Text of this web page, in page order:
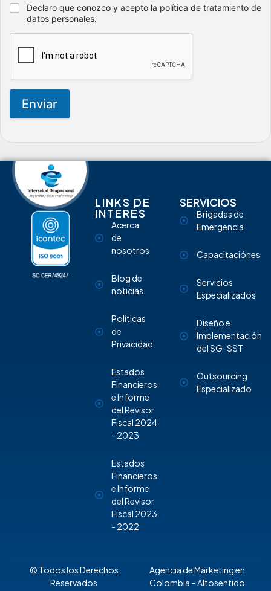
Declaro que conozco y acepto la política de tratamiento de
datos personales.
Enviar
LINKS DE
INTERÉS
Acerca
de
nosotros
Blog de
noticias
Políticas
de
Privacidad
Estados
Financieros
e Informe
del Revisor
Fiscal 2024
- 2023
Estados
Financieros
e Informe
del Revisor
Fiscal 2023
- 2022
SERVICIOS
Brigadas de
Emergencia
Capacitaciónes
Servicios
Especializados
Diseño e
Implementación
del SG-SST
Outsourcing
Especializado
© Todos los Derechos
Reservados
Agencia de Marketing en
Colombia – Altosentido